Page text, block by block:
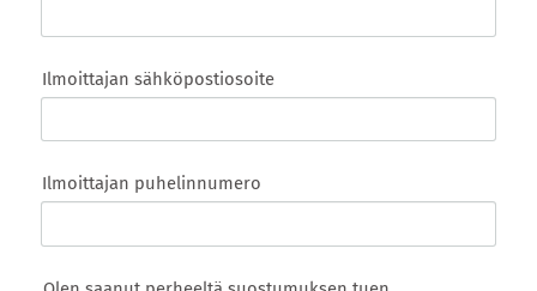
Ilmoittajan sähköpostiosoite
Ilmoittajan puhelinnumero